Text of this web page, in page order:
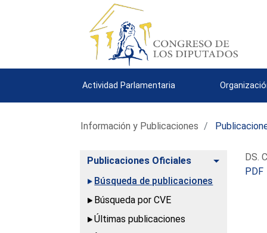
Actividad Parlamentaria
Información y Publicaciones
Publicaciones Oficiales
Alternar
Búsqueda de publicaciones
Búsqueda por CVE
Últimas publicaciones
DS.
PDF